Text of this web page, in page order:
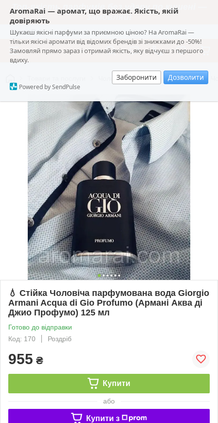
AromaRai — аромат, що вражає. Якість, якій
довіряють
Шукаєш якісні парфуми за приємною ціною? На AromaRai —
тільки якісні аромати від відомих брендів зі знижками до -50%!
Замовляй прямо зараз і отримай якість, яку відчуєш з першого
вдиху.
Заборонити Дозволити
Powered by SendPulse
Топ-якість парфумів без удару по кишені —
замовляй!
AromaRai
Чоловіча парфумерія 💧 Стійка
💧 Стійка Чоловіча парфумована вода Giorgio
Armani Acqua di Gio Profumo (Армані Аква ді
Джио Профумо) 125 мл
Готово до відправки
Код: 170
Роздріб
955 ₴
Купити
або
Купити з